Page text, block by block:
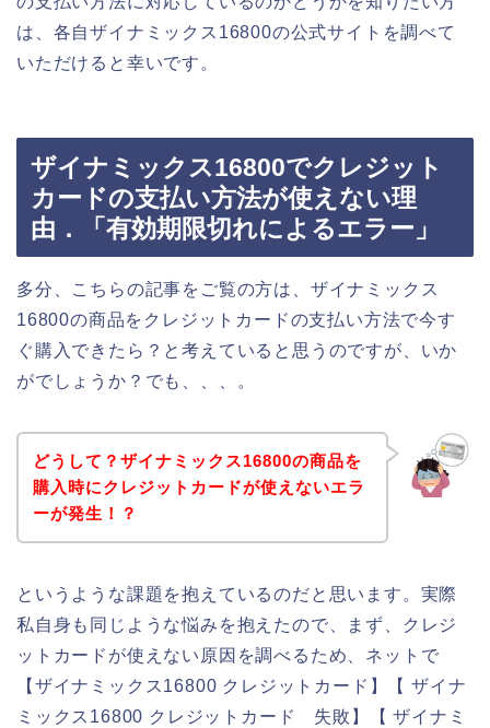
は、各自ザイナミックス16800の公式サイトを調べて
いただけると幸いです。
ザイナミックス16800でクレジット
カードの支払い方法が使えない理
由．「有効期限切れによるエラー」
多分、こちらの記事をご覧の方は、ザイナミックス
16800の商品をクレジットカードの支払い方法で今す
ぐ購入できたら？と考えていると思うのですが、いか
がでしょうか？でも、、、。
どうして？ザイナミックス16800の商品を
購入時にクレジットカードが使えないエラ
ーが発生！？
というような課題を抱えているのだと思います。実際
私自身も同じような悩みを抱えたので、まず、クレジ
ットカードが使えない原因を調べるため、ネットで
【ザイナミックス16800 クレジットカード】【 ザイナ
ミックス16800 クレジットカード 失敗】【 ザイナミ